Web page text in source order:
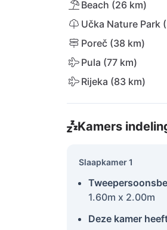
Beach (26 km)
Učka Nature Park
Poreč (38 km)
Pula (77 km)
Rijeka (83 km)
Kamers
Slaapkamer 1
1.60m x 2.00m
Deze kamer